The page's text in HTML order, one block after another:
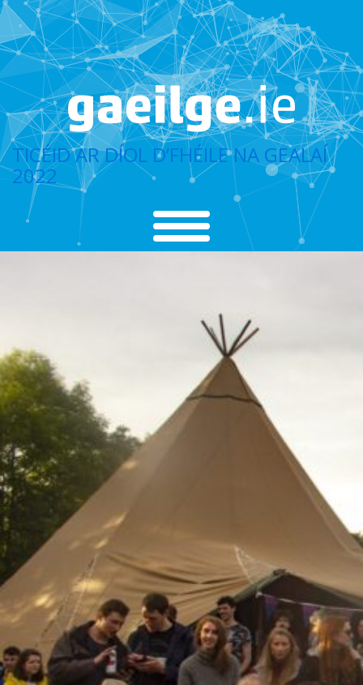
TICÉID AR DÍOL D’FHÉILE NA GEALAÍ
2022